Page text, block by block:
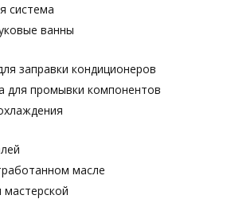
система
ванны
заправки кондиционеров
для промывки компонентов
масле